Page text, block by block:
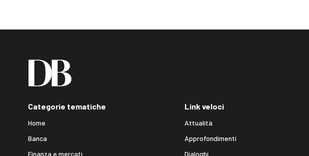
Categorie tematiche
Home
Banca
Finanza e mercati
Link veloci
Attualità
Approfondimenti
Dialoghi